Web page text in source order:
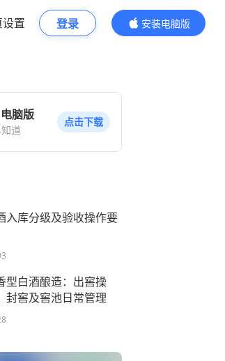
置 登录
安装电脑版
内容更精彩
脑版
道
点击下载
入库分级及验收操作要
型白酒酿造：出窖操
封窖及窖池日常管理